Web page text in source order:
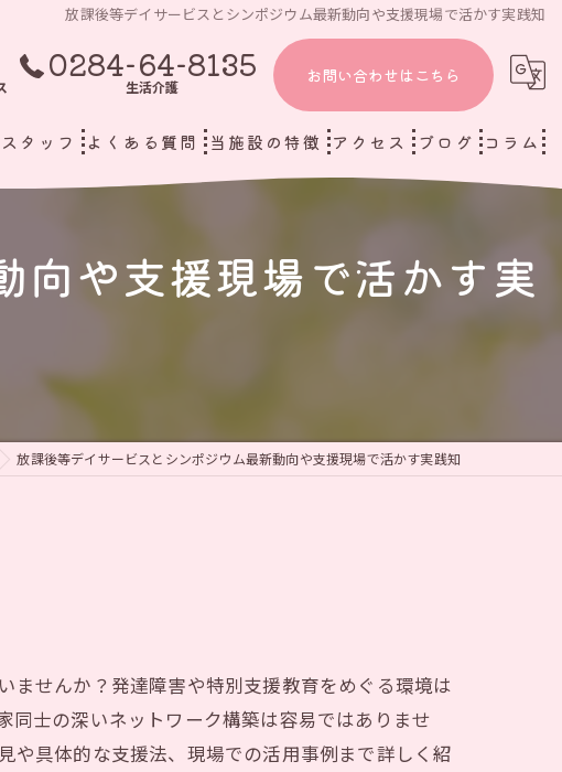
放課後等デイサービスとシンポジウム最新動向や支援現場で活かす実践知
0284-64-8135
生活介護
お問い合わせはこちら
スタッフ よくある質問 当施設の特徴
生活介護
アクセス
生活介護 虹をつかもう
ブログ コラム
向や支援現場で活かす実
放課後等デイサービスとシンポジウム最新動向や支援現場で活かす実践知
せんか？発達障害や特別支援教育をめぐる環境は
士の深いネットワーク構築は容易ではありませ
具体的な支援法、現場での活用事例まで詳しく紹